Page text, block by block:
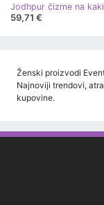
Jodhpur čizme na
59,71 €
Ženski proizvodi
Najnoviji trendovi,
kupovine.